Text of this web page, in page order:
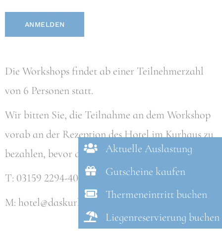
ANMELDEN
Die Workshops findet ab einer Teilnehmerzahl
von 6 Personen statt.
Wir bitten Sie, die Teilnahme an dem Workshop
vorab an der Rezeption des Hotel im Kurhaus zu
bezahlen, bevor die Einheit beginnt.
T: 03159 2294-4001
M: hotel@daskurhaus.at
Aktuelle Auslastung
Gutscheine kaufen
Thermeneintritt buchen
Liegenreservierung buchen